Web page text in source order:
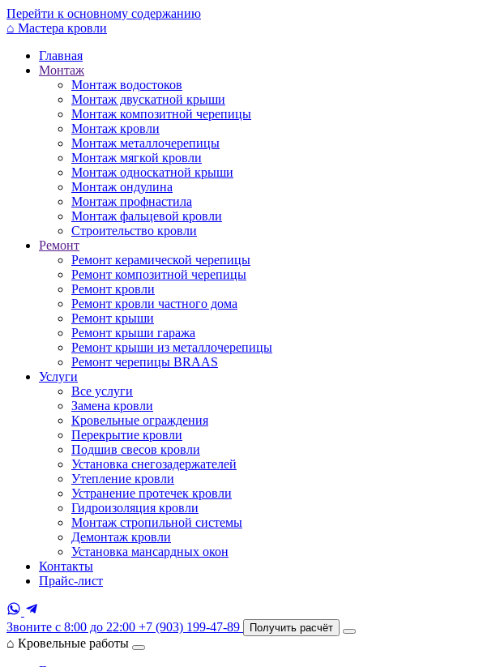
Перейти к основному содержанию
⌂ Мастера кровли
Главная
Монтаж
Монтаж водостоков
Монтаж двускатной крыши
Монтаж композитной черепицы
Монтаж кровли
Монтаж металлочерепицы
Монтаж мягкой кровли
Монтаж односкатной крыши
Монтаж ондулина
Монтаж профнастила
Монтаж фальцевой кровли
Строительство кровли
Ремонт
Ремонт керамической черепицы
Ремонт композитной черепицы
Ремонт кровли
Ремонт кровли частного дома
Ремонт крыши
Ремонт крыши гаража
Ремонт крыши из металлочерепицы
Ремонт черепицы BRAAS
Услуги
Все услуги
Замена кровли
Кровельные ограждения
Перекрытие кровли
Подшив свесов кровли
Установка снегозадержателей
Утепление кровли
Устранение протечек кровли
Гидроизоляция кровли
Монтаж стропильной системы
Демонтаж кровли
Установка мансардных окон
Контакты
Прайс-лист
Звоните с 8:00 до 22:00 +7 (903) 199-47-89 Получить расчёт
⌂ Кровельные работы